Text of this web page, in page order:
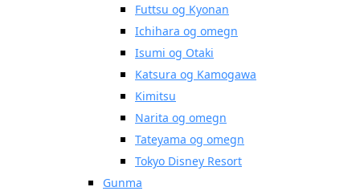
Futtsu og Kyonan
Ichihara og omegn
Isumi og Otaki
Katsura og Kamogawa
Kimitsu
Narita og omegn
Tateyama og omegn
Tokyo Disney Resort
Gunma